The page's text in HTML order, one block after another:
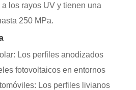
los rayos UV y tienen una
250 MPa.
Los perfiles anodizados
fotovoltaicos en entornos
Los perfiles livianos